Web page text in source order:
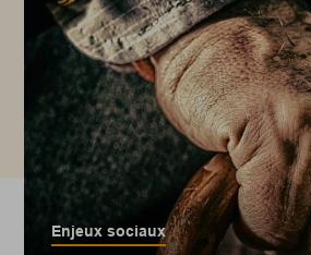
Enjeux sociaux